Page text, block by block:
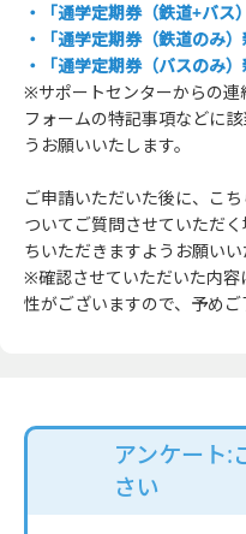
・「通学定期券（鉄道+バ
・「通学定期券（鉄道のみ
・「通学定期券（バスのみ
※サポートセンターからの連
フォームの特記事項などに
うお願いいたします。
ご申請いただいた後に、こ
ついてご質問させていただ
ちいただきますようお願いい
※確認させていただいた内容
性がございますので、予めご
アンケート:
さい